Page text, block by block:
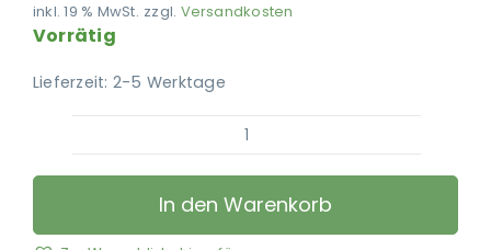
inkl. 19 % MwSt. zzgl. Versandkosten
Vorrätig
Lieferzeit: 2-5 Werktage
FRIDO
LOVES
IT
In den Warenkorb